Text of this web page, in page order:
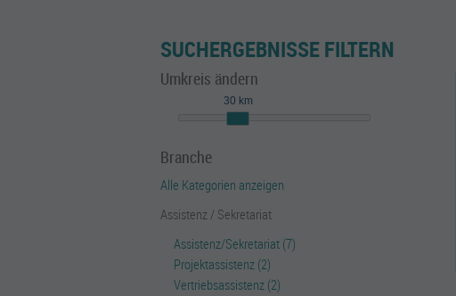
SUCHERGEBNISSE FILTERN
Umkreis ändern
30 km
Branche
Alle Kategorien anzeigen
Assistenz / Sekretariat
Assistenz/Sekretariat (7)
Projektassistenz (2)
Vertriebsassistenz (2)